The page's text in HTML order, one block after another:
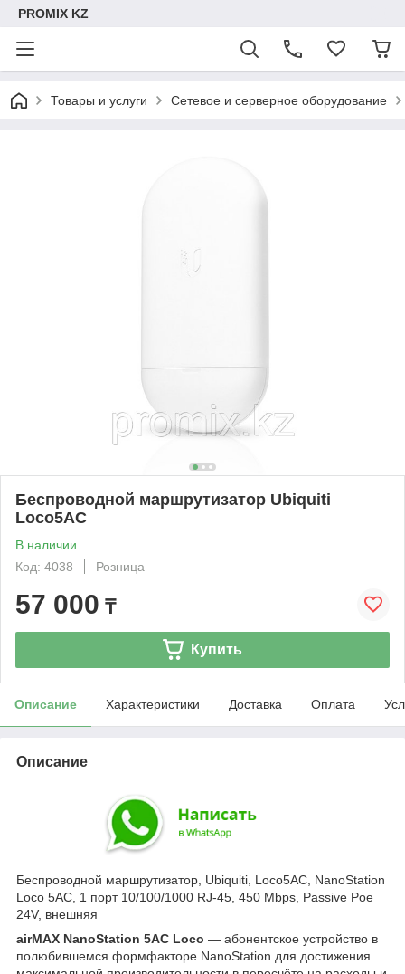
PROMIX KZ
Товары и услуги Сетевое и серверное оборудование
Беспроводной маршрутизатор Ubiquiti
Loco5AC
В наличии
Код: 4038
Розница
57 000 ₸
Купить
Описание Характеристики Доставка Оплата
Описание
Беспроводной маршрутизатор, Ubiquiti, Loco5AC, NanoStation
Loco 5AC, 1 порт 10/100/1000 RJ-45, 450 Mbps, Passive Poe
24V, внешняя
airMAX NanoStation 5AC Loco — абонентское устройство в
полюбившемся формфакторе NanoStation для достижения